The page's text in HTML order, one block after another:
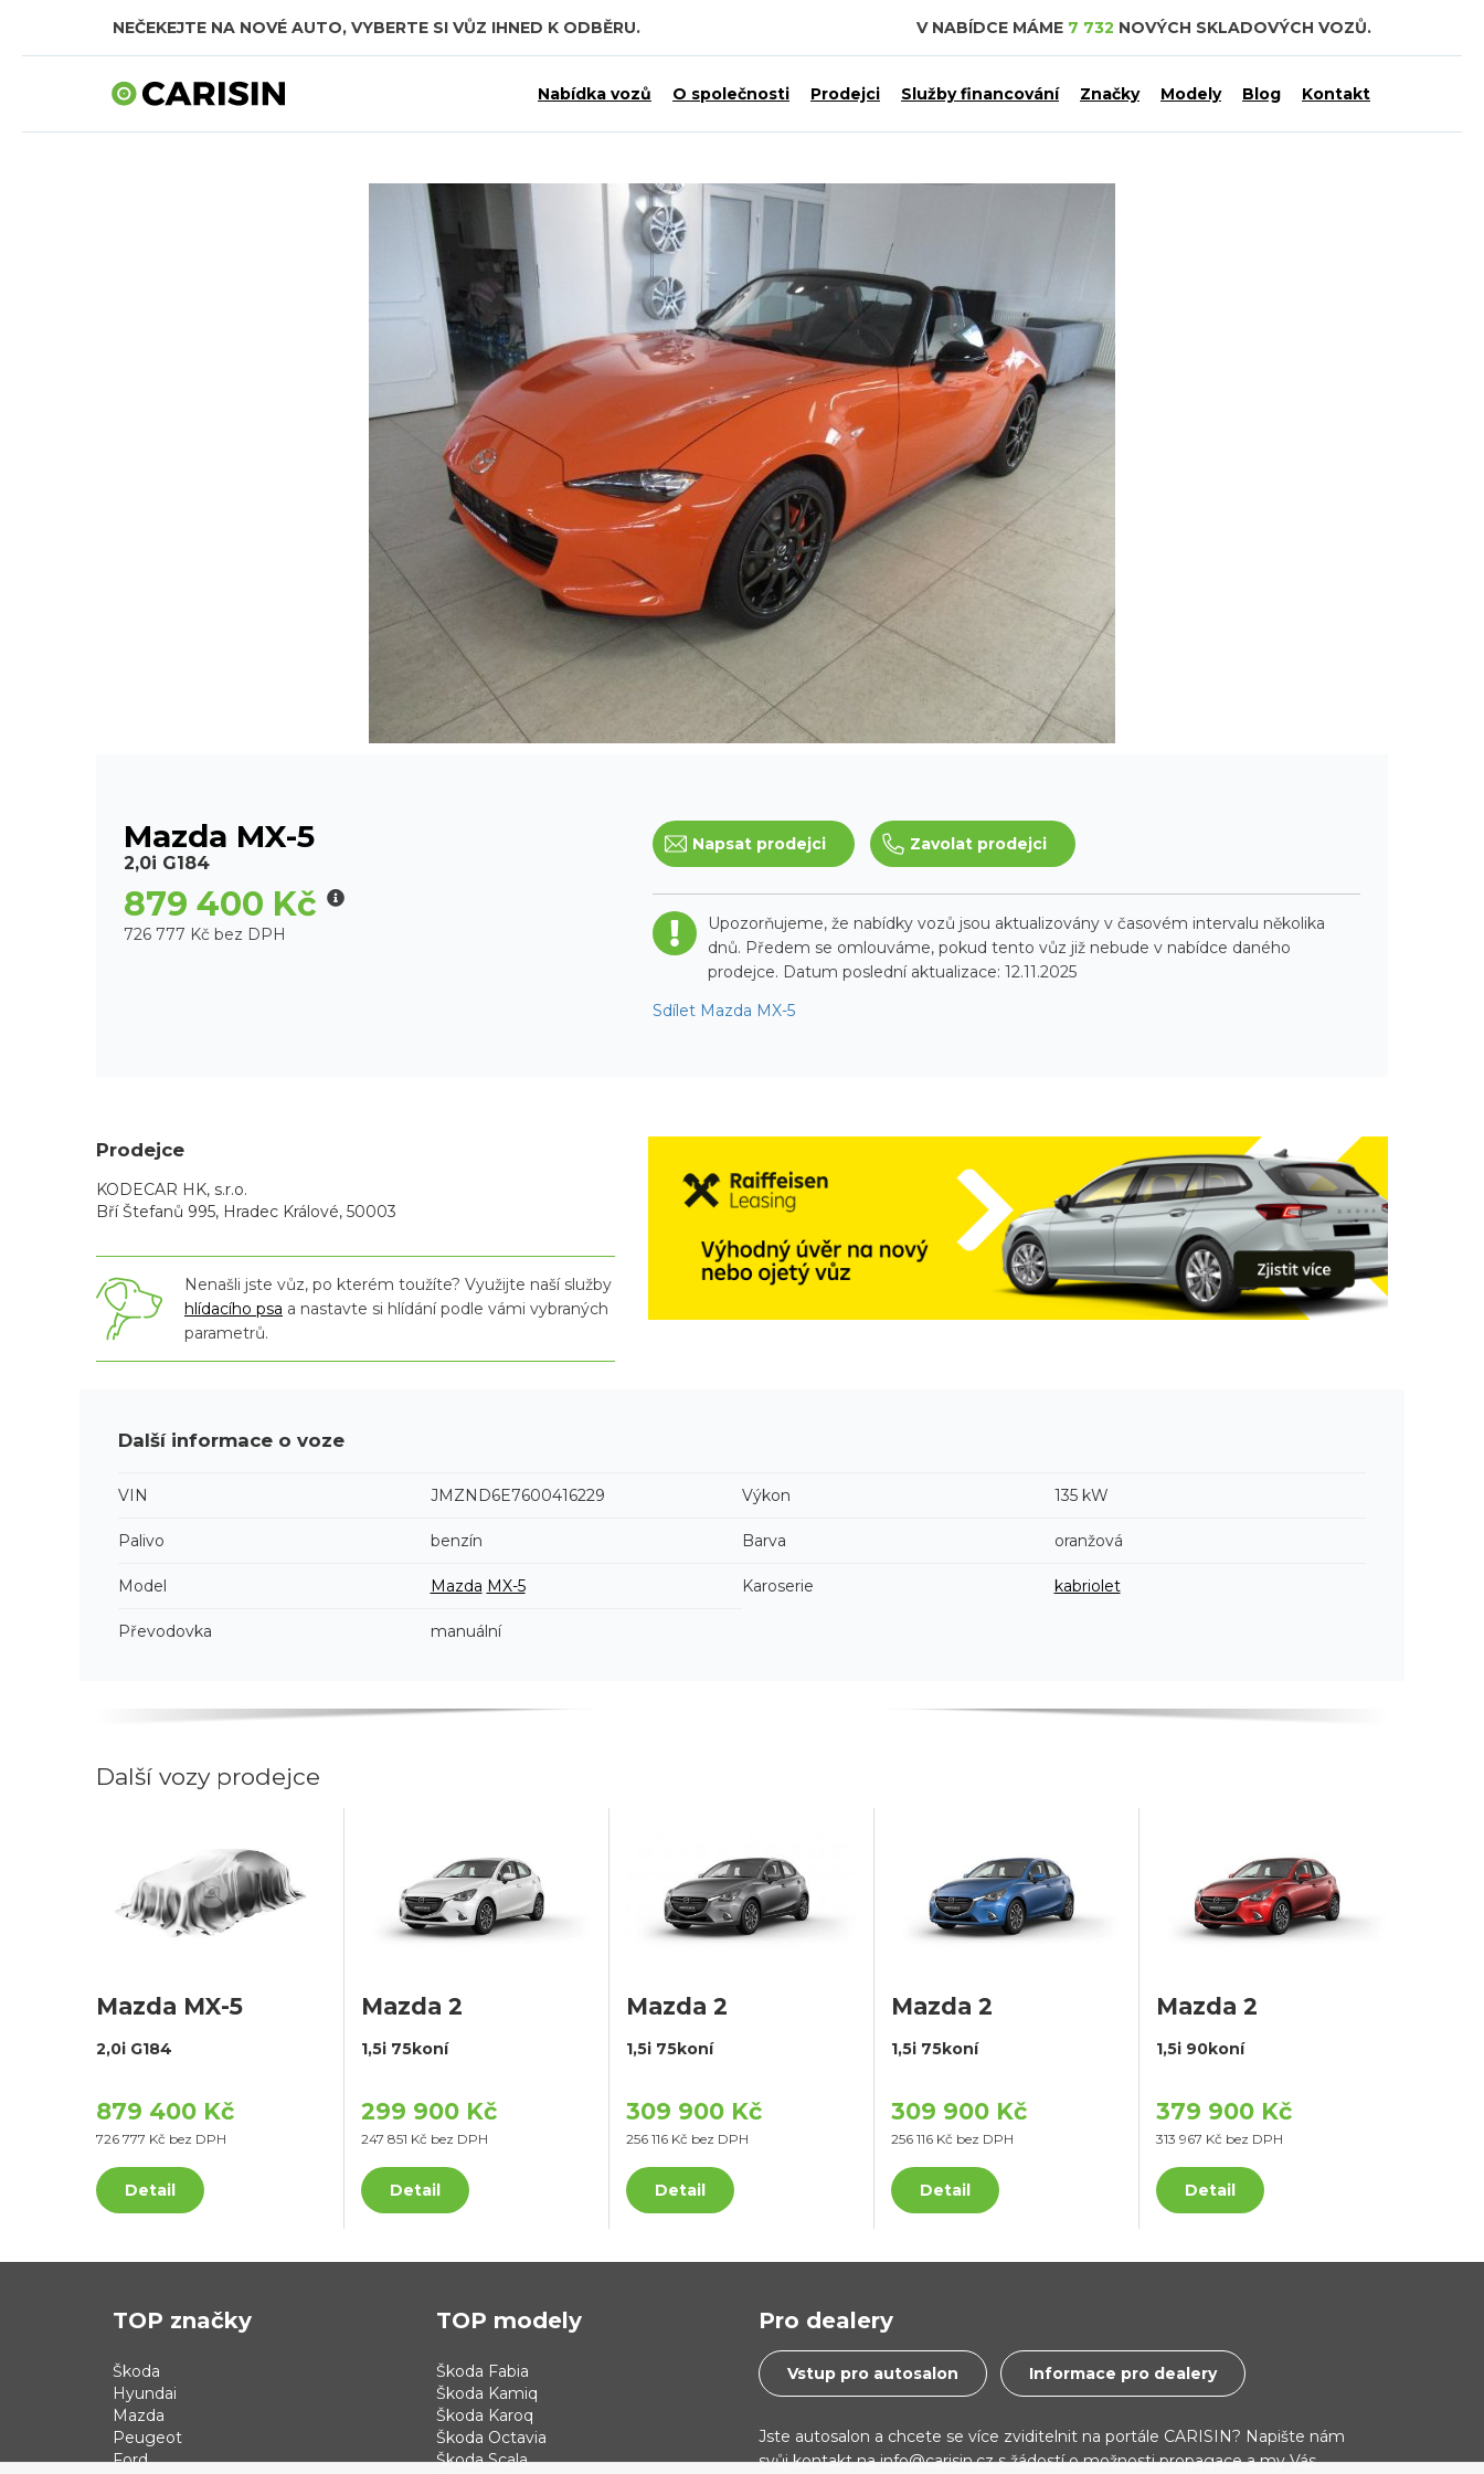
NEČEKEJTE NA NOVÉ AUTO, VYBERTE SI VŮZ IHNED K ODBĚRU. V NABÍDCE MÁME 7 732 NOVÝCH SKLADOVÝCH VOZŮ.
Nabídka vozů O společnosti Prodejci Služby financování Značky Modely Blog Kontakt
Mazda MX-5
2,0i G184
879 400 Kč
726 777 Kč bez DPH
Napsat prodejci Zavolat prodejci
Upozorňujeme, že nabídky vozů jsou aktualizovány v časovém intervalu několika
dnů. Předem se omlouváme, pokud tento vůz již nebude v nabídce daného
prodejce. Datum poslední aktualizace: 12.11.2025
Sdílet Mazda MX-5
Prodejce
KODECAR HK, s.r.o.
Bří Štefanů 995, Hradec Králové, 50003
Nenašli jste vůz, po kterém toužíte? Využijte naší služby
hlídacího psa a nastavte si hlídání podle vámi vybraných
parametrů.
Další informace o voze
VIN JMZND6E7600416229 Výkon 135 kW
Palivo benzín Barva oranžová
Model Mazda MX-5 Karoserie kabriolet
Převodovka manuální
Další vozy prodejce
Mazda MX-5
2,0i G184
879 400 Kč
726 777 Kč bez DPH
Detail
Mazda 2
1,5i 75koní
299 900 Kč
247 851 Kč bez DPH
Detail
Mazda 2
1,5i 75koní
309 900 Kč
256 116 Kč bez DPH
Detail
Mazda 2
1,5i 75koní
309 900 Kč
256 116 Kč bez DPH
Detail
Mazda 2
1,5i 90koní
379 900 Kč
313 967 Kč bez DPH
Detail
TOP značky
Škoda
Hyundai
Mazda
Peugeot
Ford
TOP modely
Škoda Fabia
Škoda Kamiq
Škoda Karoq
Škoda Octavia
Škoda Scala
Pro dealery
Vstup pro autosalon Informace pro dealery
Jste autosalon a chcete se více zviditelnit na portále CARISIN? Napište nám
svůj kontakt na info@carisin.cz s žádostí o možnosti propagace a my Vás